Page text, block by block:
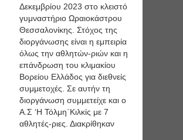
Δεκεμβρίου 2023 στο κλειστό
γυμναστήριο Ωραιοκάστρου
Θεσσαλονίκης. Στόχος της
διοργάνωσης είναι η εμπειρία
όλως την αθλητών-ριών και η
επάνδρωση του κλιμακίου
Βορείου Ελλάδος για διεθνείς
συμμετοχές. Σε αυτήν τη
διοργάνωση συμμετείχε και ο
Α.Σ ‘Η Τόλμη΄Κιλκίς με 7
αθλητές-ριες. Διακρίθηκαν